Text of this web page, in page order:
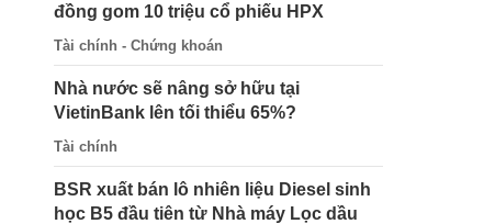
đồng gom 10 triệu cổ phiếu HPX
Tài chính - Chứng khoán
Nhà nước sẽ nâng sở hữu tại
VietinBank lên tối thiểu 65%?
Tài chính
BSR xuất bán lô nhiên liệu Diesel sinh
học B5 đầu tiên từ Nhà máy Lọc dầu